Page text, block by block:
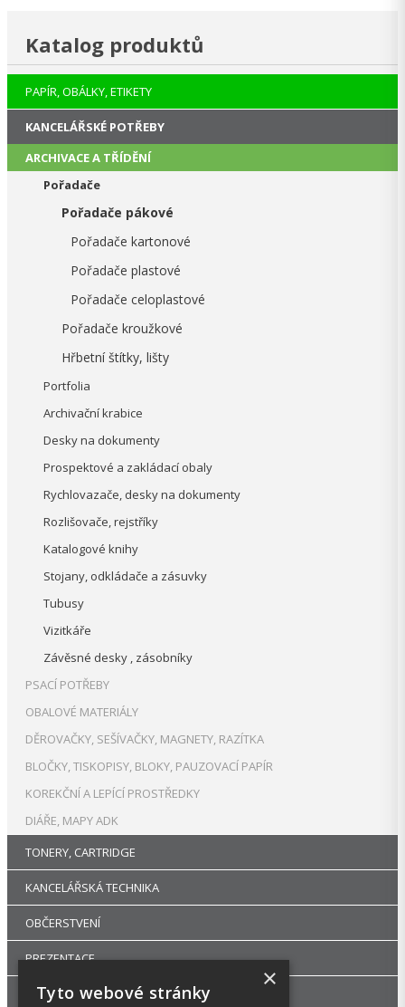
Katalog produktů
PAPÍR, OBÁLKY, ETIKETY
KANCELÁŘSKÉ POTŘEBY
ARCHIVACE A TŘÍDĚNÍ
Pořadače
Pořadače pákové
Pořadače kartonové
Pořadače plastové
Pořadače celoplastové
Pořadače kroužkové
Hřbetní štítky, lišty
Portfolia
Archivační krabice
Desky na dokumenty
Prospektové a zakládací obaly
Rychlovazače, desky na dokumenty
Rozlišovače, rejstříky
Katalogové knihy
Stojany, odkládače a zásuvky
Tubusy
Vizitkáře
Závěsné desky , zásobníky
PSACÍ POTŘEBY
OBALOVÉ MATERIÁLY
DĚROVAČKY, SEŠÍVAČKY, MAGNETY, RAZÍTKA
BLOČKY, TISKOPISY, BLOKY, PAUZOVACÍ PAPÍR
KOREKČNÍ A LEPÍCÍ PROSTŘEDKY
DIÁŘE, MAPY ADK
TONERY, CARTRIDGE
KANCELÁŘSKÁ TECHNIKA
OBČERSTVENÍ
PREZENTACE
DROGERIE
×
Tyto webové stránky